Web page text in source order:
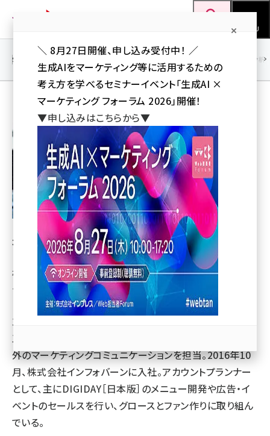
ン
MENU
seo (3528)
ai (2811)
youtube (2439)
note (2315)
セミナー (2308)
z世代 (1623)
meo (1277)
llmo (1166)
SEO アクセス解析／データ分析
木内愛
木内 愛（きうち まな）
株式会社インフォバーン メディア部門 アカウントプラン
ナー
立命館大学産業社会学部卒業。2010年にパナソニック電
工株式会社（現パナソニック株式会社）に入社し、国内・海
外のマーケティングコミュニケーションを担当。2016年10
月、株式会社インフォバーンに入社。アカウントプランナー
として、主にDIGIDAY［日本版］のメニュー開発や広告・イ
ベントのセールスを行い、グロースとファン作りに取り組ん
でいる。
＼ 8月27日開催、申し込み受付中！ ／
生成AIをマーケティング等に活用するための
考え方を学べるセミナーイベント「生成AI ×
マーケティング フォーラム 2026」開催！
▼申し込みはこちらから▼